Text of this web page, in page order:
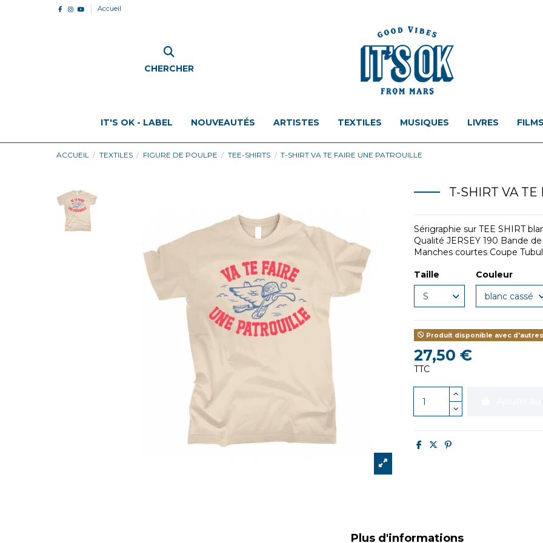
Accueil
CHERCHER
IT'S OK - LABEL NOUVEAUTÉS ARTISTES TEXTILES MUSIQUES LIVRES FILMS
ACCUEIL TEXTILES FIGURE DE POULPE TEE-SHIRTS T-SHIRT VA TE FAIRE UNE PATROUILLE
T-SHIRT VA TE
Sérigraphie sur TEE SHIRT
Qualité JERSEY 190 Bande
Manches courtes Coupe
Taille Couleur
Produit disponible avec
27,50 €
TTC
Plus d'informations